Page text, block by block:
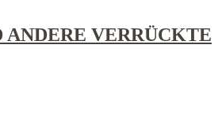
ANDERE VERRÜCKTE